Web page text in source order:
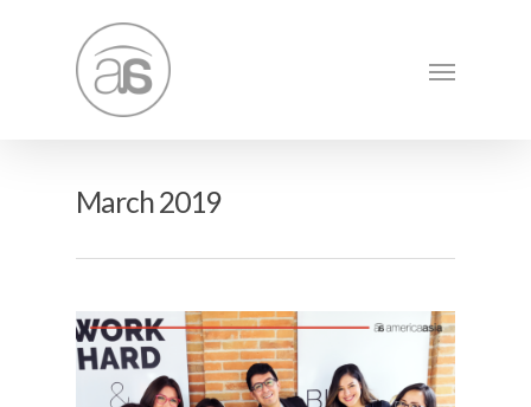
March 2019